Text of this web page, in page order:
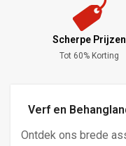
Scherpe Prijzen
Tot 60% Korting
Verf en
Ontdek ons brede